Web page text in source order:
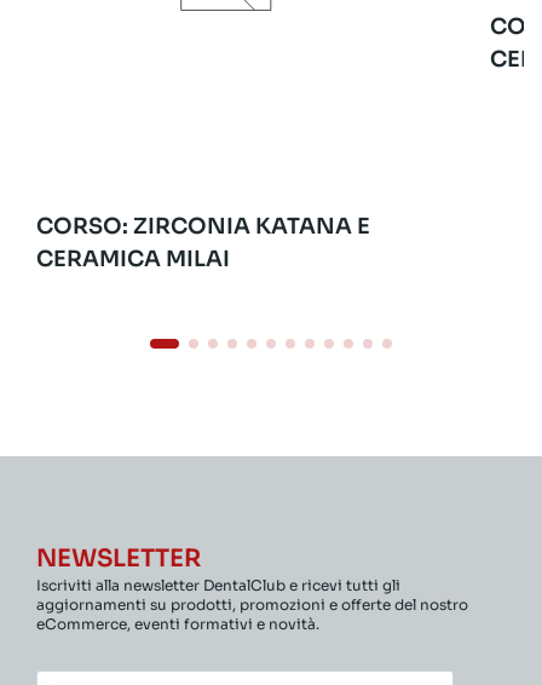
CORSO: ZIRCONIA KATANA E
CERAMICA MILAI
NEWSLETTER
Iscriviti alla newsletter DentalClub e ricevi tutti gli
aggiornamenti su prodotti, promozioni e offerte del nostro
eCommerce, eventi formativi e novità.